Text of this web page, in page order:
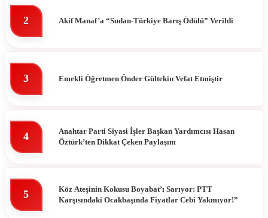
2 Akif Manaf’a “Sudan-Türkiye Barış Ödülü” Verildi
3 Emekli Öğretmen Ônder Gültekin Vefat Etmiştir
4
Anahtar Parti Siyasi İşler Başkan Yardımcısı Hasan
Öztürk’ten Dikkat Çeken Paylaşım
5
Köz Ateşinin Kokusu Boyabat’ı Sarıyor: PTT
Karşısındaki Ocakbaşında Fiyatlar Cebi Yakmıyor!”